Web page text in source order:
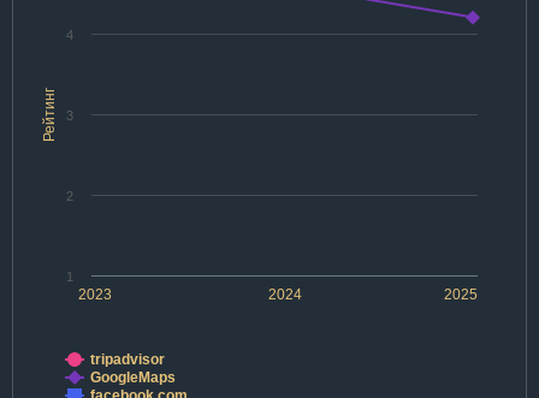
Рейтинг
2023 2024 2025
1
2
3
4
tripadvisor
GoogleMaps